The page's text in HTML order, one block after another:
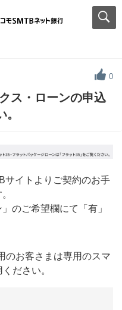
0
ス・ローンの申込
サイトよりご契約のお手
のご希望欄にて「有」
のお客さまは専用のスマ
ださい。